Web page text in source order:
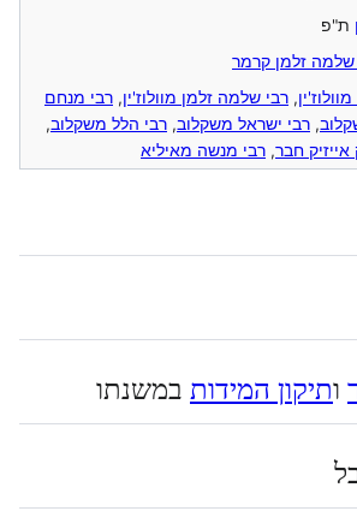
ת"פ
שלמה זלמן קרמר
, רבי שלמה זלמן מוולוז'ין, רבי מנחם
, רבי ישראל משקלוב, רבי הלל משקלוב,
אייזיק חבר, רבי מנשה מאיליא
ותיקון המידות במשנתו